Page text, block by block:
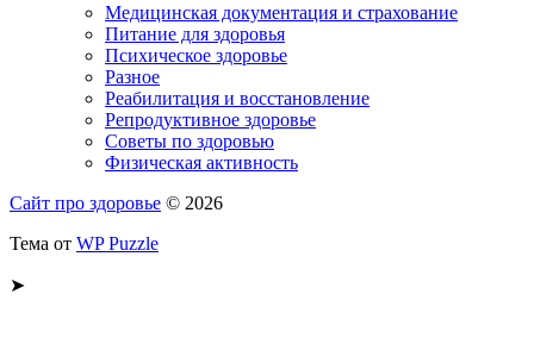
Медицинская документация и страхование
Питание для здоровья
Психическое здоровье
Разное
Реабилитация и восстановление
Репродуктивное здоровье
Советы по здоровью
Физическая активность
Сайт про здоровье © 2026
Тема от WP Puzzle
➤